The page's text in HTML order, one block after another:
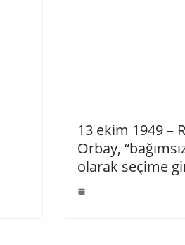
13 ekim 1949 –
Orbay,
olarak seçime